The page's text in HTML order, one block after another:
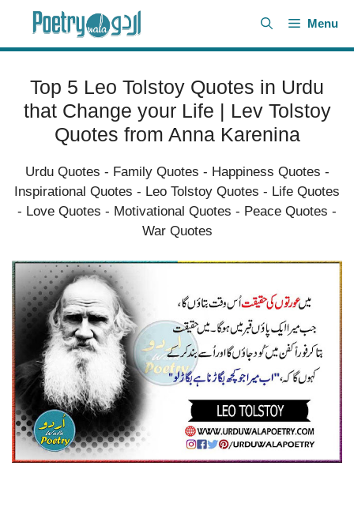
content
Menu
Top 5 Leo Tolstoy Quotes in Urdu
that Change your Life | Lev Tolstoy
Quotes from Anna Karenina
Urdu Quotes - Family Quotes - Happiness Quotes -
Inspirational Quotes - Leo Tolstoy Quotes - Life Quotes
- Love Quotes - Motivational Quotes - Peace Quotes -
War Quotes